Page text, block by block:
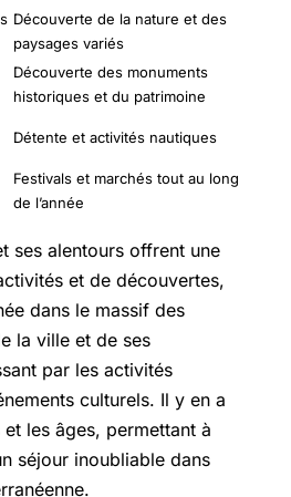
Découverte de la nature et des
paysages variés
Découverte des monuments
historiques et du patrimoine
Détente et activités nautiques
Festivals et marchés tout au long
de l’année
ses alentours offrent une
et de découvertes,
dans le massif des
la ville et de ses
par les activités
culturels. Il y en a
les âges, permettant à
séjour inoubliable dans